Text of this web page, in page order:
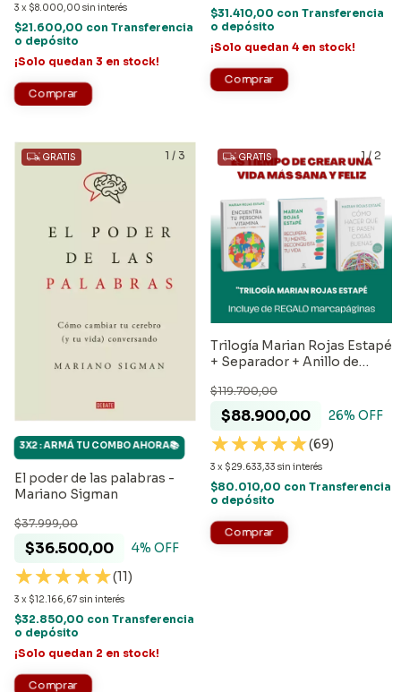
3 x $8.000,00 sin interés
$21.600,00 con Transferencia
o depósito
¡Solo quedan 3 en stock!
$31.410,00 con Transferencia
o depósito
¡Solo quedan 4 en stock!
1 / 3
GRATIS
El poder de las palabras -
Mariano Sigman
$36.500,00
$37.999,00
4% OFF
(11)
3 x $12.166,67 sin interés
3X2 : ARMÁ TU COMBO AHORA📚
$32.850,00 con Transferencia
o depósito
¡Solo quedan 2 en stock!
1/ 2
GRATIS
Trilogía Marian Rojas Estapé
+ Separador + Anillo de
$88.900,00
$119.700,00
26% OFF
(69)
3 x $29.633,33 sin interés
$80.010,00 con Transferencia
o depósito